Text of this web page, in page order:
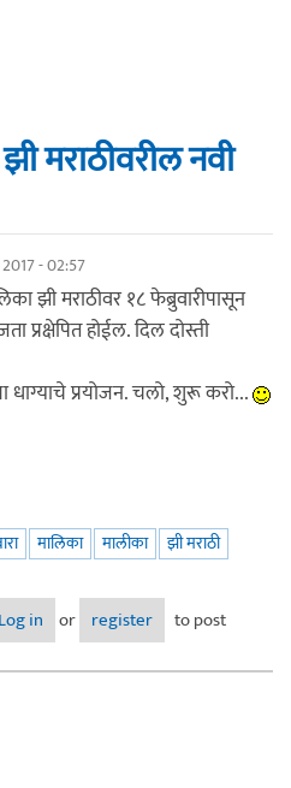
मराठीवरील नवी
- 02:57
झी मराठीवर १८ फेब्रुवारीपासून
प्रक्षेपित होईल. दिल दोस्ती
धाग्याचे प्रयोजन. चलो, शुरू करो...
मालिका मालीका झी मराठी
- झी मराठीवरील नवी मालिका
Log in or register
to post